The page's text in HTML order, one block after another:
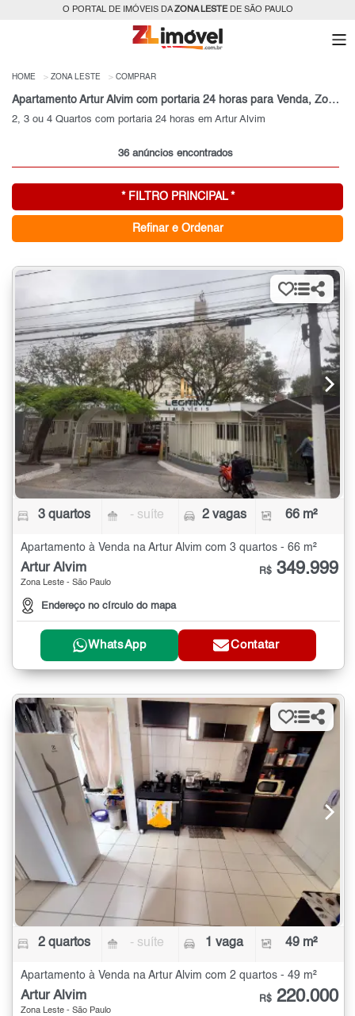
O PORTAL DE IMÓVEIS DAZONA LESTEDE SÃO PAULO
HOME ZONA LESTE COMPRAR
Apartamento Artur Alvim com portaria 24 horas para Venda, Zona Leste, SP
2, 3 ou 4 Quartos com portaria 24 horas em Artur Alvim
36 anúncios encontrados
* FILTRO PRINCIPAL *
Refinar e Ordenar
3 quartos - suíte 2 vagas 66 m²
Apartamento à Venda na Artur Alvim com 3 quartos - 66 m²
Artur Alvim
Zona Leste - São Paulo
Endereço no círculo do mapa
R$ 349.999
WhatsApp Contatar
2 quartos - suíte 1 vaga 49 m²
Apartamento à Venda na Artur Alvim com 2 quartos - 49 m²
Artur Alvim
Zona Leste - São Paulo
R$ 220.000